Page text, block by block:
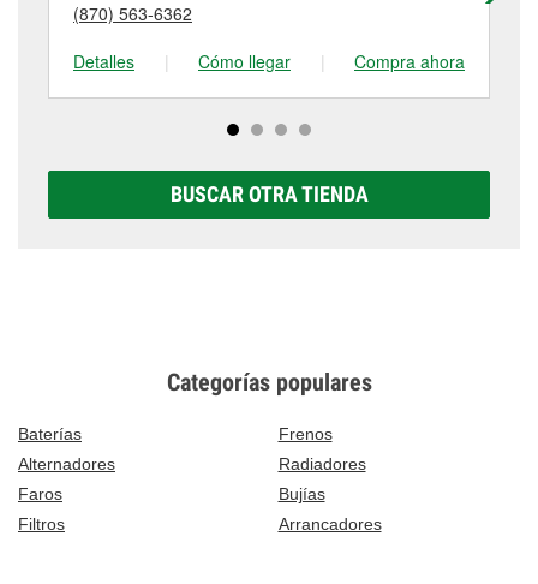
en 620 East Main Street, Blytheville, AR.
tienda #802 para obtener más información.
(870) 563-6362
Detalles
| Cómo llegar | Compra ahora
BUSCAR OTRA TIENDA
Categorías populares
Baterías
Frenos
Alternadores
Radiadores
Faros
Bujías
Filtros
Arrancadores